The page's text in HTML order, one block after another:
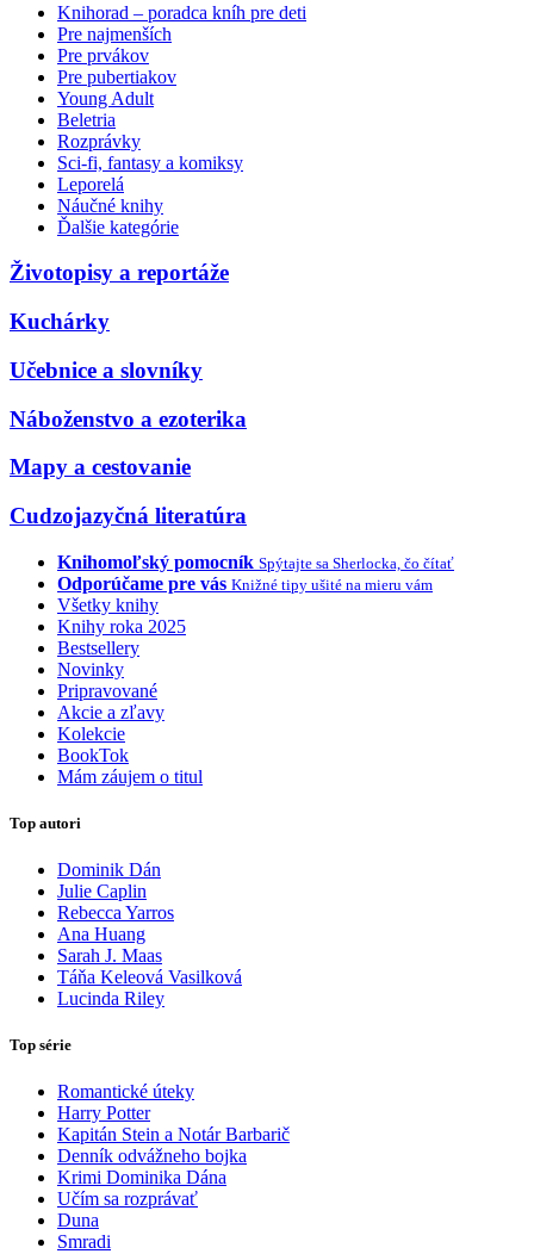
Knihorad – poradca kníh pre deti
Pre najmenších
Pre prvákov
Pre pubertiakov
Young Adult
Beletria
Rozprávky
Sci-fi, fantasy a komiksy
Leporelá
Náučné knihy
Ďalšie kategórie
Životopisy a reportáže
Kuchárky
Učebnice a slovníky
Náboženstvo a ezoterika
Mapy a cestovanie
Cudzojazyčná literatúra
Knihomoľský pomocník Spýtajte sa Sherlocka, čo čítať
Odporúčame pre vás Knižné tipy ušité na mieru vám
Všetky knihy
Knihy roka 2025
Bestsellery
Novinky
Pripravované
Akcie a zľavy
Kolekcie
BookTok
Mám záujem o titul
Top autori
Dominik Dán
Julie Caplin
Rebecca Yarros
Ana Huang
Sarah J. Maas
Táňa Keleová Vasilková
Lucinda Riley
Top série
Romantické úteky
Harry Potter
Kapitán Stein a Notár Barbarič
Denník odvážneho bojka
Krimi Dominika Dána
Učím sa rozprávať
Duna
Smradi